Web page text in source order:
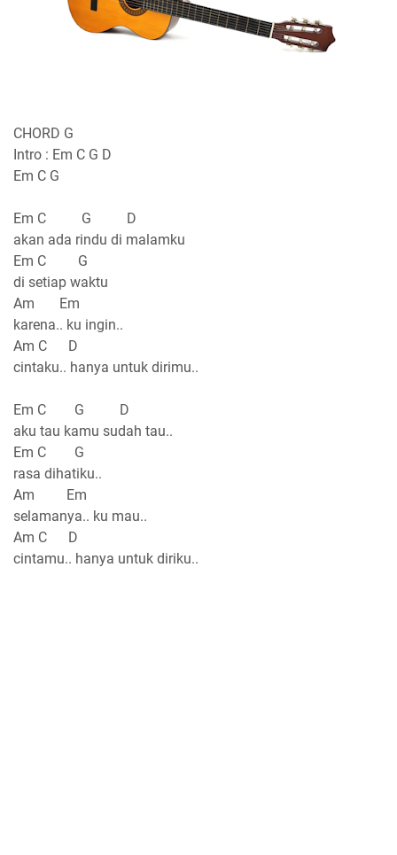
CHORD G
Intro : Em C G D
Em C G
Em C G D
akan ada rindu di malamku
Em C G
di setiap waktu
Am Em
karena.. ku ingin..
Am C D
cintaku.. hanya untuk dirimu..
Em C G D
aku tau kamu sudah tau..
Em C G
rasa dihatiku..
Am Em
selamanya.. ku mau..
Am C D
cintamu.. hanya untuk diriku..